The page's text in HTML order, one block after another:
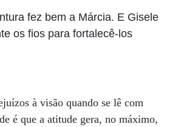
fez bem a Márcia. E Gisele
os fios para fortalecê-los
à visão quando se lê com
é que a atitude gera, no máximo,